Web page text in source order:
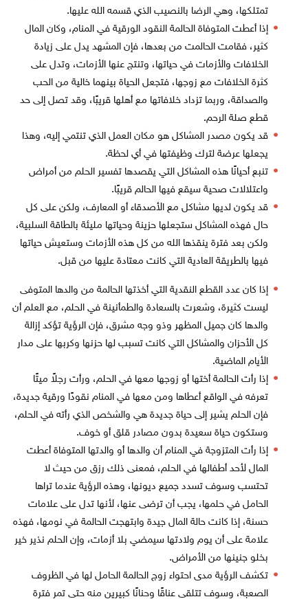
تمتلكها، وهي الرضا بالنصيب الذي قسمه الله عليها.
إذا أعطت المتوفاة الحالمة النقود الورقية في المنام، وكان المال
كثير، فقامت الحالمت من بعدها، فإن المشهد يدل على زيادة
الخلافات والأزمات في حياتها، وتنتج عنها الأزمات، وتدل على
كثرة الخلافات مع زوجها، فتجعل الحياة بينهما خالية من الحب
والصداقة، وربما تزداد خلافاتها مع أهلها قريبًا، وقد تصل إلى حد
قطع صلة الرحم.
قد يكون مصدر المشاكل هو مكان العمل الذي تنتمي إليه، وهذا
يجعلها عرضة لترك وظيفتها في أي لحظة.
تنبع أحيانًا هذه المشاكل التي يقصدها تفسير الحلم من أمراض
واعتلالات صحية سيقع فيها الحالم قريبًا.
قد يكون لديها مشاكل مع الأصدقاء أو المعارف، ولكن على كل
حال فهذه المشاكل ستجعلها حزينة وحياتها مليئة بالطاقة السلبية،
ولكن بعد فترة ينقذها الله من كل هذه الأزمات وستعيش حياتها
فيها بالطريقة العادية التي كانت معتادة عليها من قبل.
إذا كان عدد القطع النقدية التي أخذتها الحالمة من والدها المتوفى
ليست كثيرة، وشعرت بالسعادة والطمأنينة في الحلم، مع العلم أن
والدها كان جميل المظهر وذو وجه مشرق، فإن الرؤية تؤكد إزالة
كل الأحزان والمشاكل التي كانت تسبب لها حزنها وكربها على مدار
الأيام الماضية.
إذا رأت الحالمة أختها أو زوجها معها في الحلم، ورأت رجلاً ميتًا
تعرفه في الواقع أعطاها ومن معها في المنام نقودًا ورقية جديدة،
فإن الحلم يشير إلى حياة جديدة هي والشخص الذي رأته في الحلم،
وستكون حياة سعيدة بدون مصادر قلق أو خوف.
إذا رأت المتزوجة في المنام أن والدها أو والدتها المتوفاة أعطت
المال لأحد أطفالها في الحلم، فمعنى ذلك رزق من حيث لا
تحتسب وسوف تسدد جميع ديونها، وهذه الرؤية عندما تراها
الحامل في حلمها، يجب أن ترضى عنها، لأنها تدل على علامات
حسنة، إذا كانت حالة المال جيدة وابتهجت الحالمة في نومها، فهذه
علامة على أن يوم ولادتها سيمضي بلا أزمات، وإن الحلم نذير خير
بخلو جنينها من الأمراض.
تكشف الرؤية مدى احتواء زوج الحالمة الحامل لها في الظروف
الصعبة، وسوف تتلقى عناقًا وحنانًا كبيرين منه حتى تمر فترة